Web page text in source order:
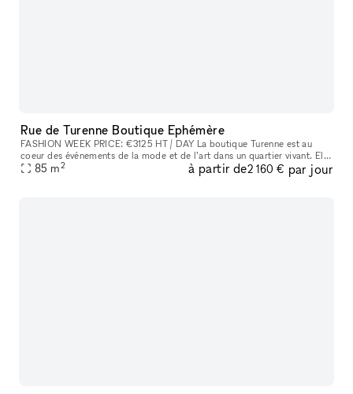
Rue de Turenne Boutique Ephémère
FASHION WEEK PRICE: €3125 HT / DAY La boutique Turenne est au
coeur des événements de la mode et de l’art dans un quartier vivant. Elle
est composée de 3 pieces en enfilade ouvertes sur une vitrine
85 m2 à partir de2 160 € par jour